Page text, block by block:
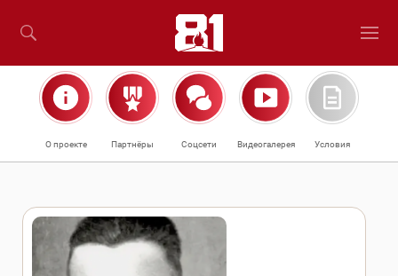
О проекте Партнёры Соцсети Видеогалерея Условия